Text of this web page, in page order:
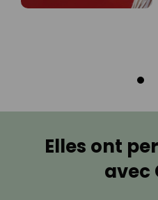
Elles ont
avec